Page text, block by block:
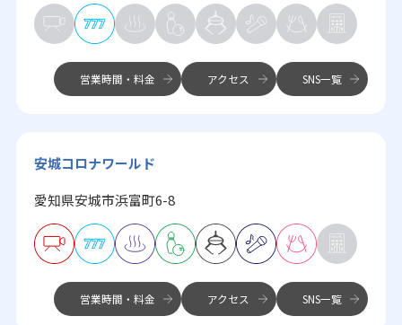
営業時間・料金 アクセス SNS一覧
安城コロナワールド
愛知県安城市浜富町6-8
営業時間・料金 アクセス SNS一覧